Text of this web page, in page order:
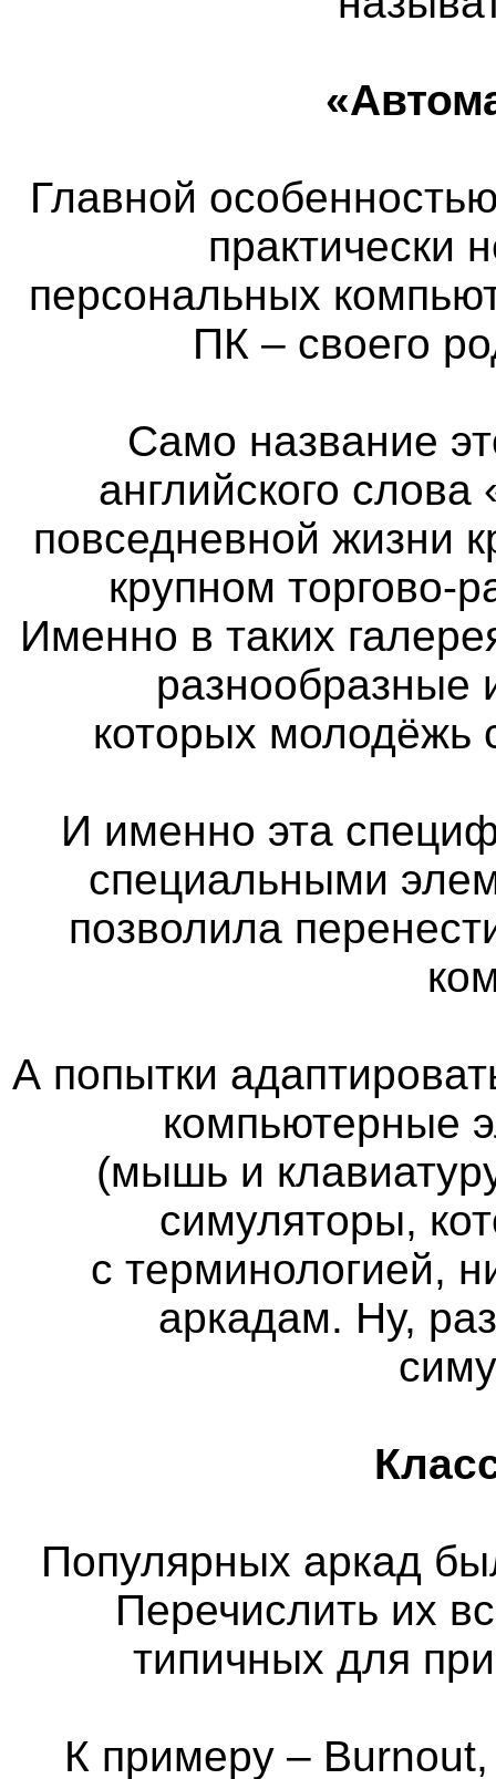
Главной
практически
персональных
ПК – своего
Само название
английского
повседневной жизни
крупном торгово-
Именно в таких
разнообразные
которых молодёжь
И именно эта
специальными
позволила
А попытки
компьютерные
(мышь и
симуляторы,
с терминологией,
аркадам. Ну,
Популярных аркад
Перечислить их
типичных для
К примеру – Burnout,